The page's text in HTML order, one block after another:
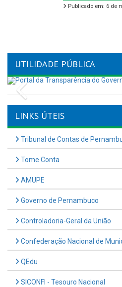
Publicado em: 6 de
UTILIDADE PÚBLICA
Previous
LINKS ÚTEIS
Tribunal de Contas de
Tome Conta
AMUPE
Governo de Pernambuco
Controladoria-Geral da União
Confederação Nacional de
QEdu
SICONFI - Tesouro Nacional